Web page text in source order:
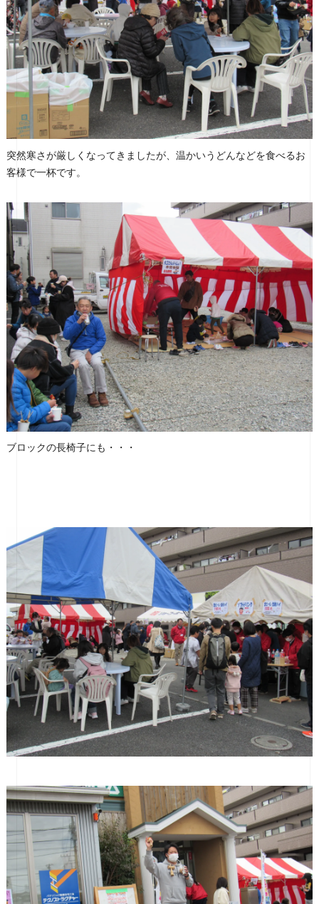
突然寒さが厳しくなってきましたが、温かいうどんなどを食べるお
客様で一杯です。
ブロックの長椅子にも・・・